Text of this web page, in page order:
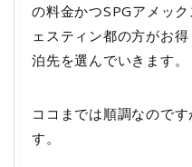
の料金かつSPGアメッ
ェスティン都の方がお
泊先を選んでいきます。
ココまでは順調なので
す。